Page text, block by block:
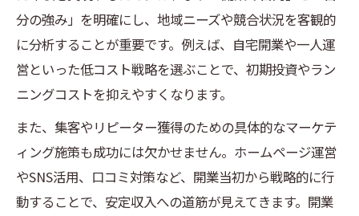
自宅での整体開業を成功させる秘訣を解説
自宅で整体開業する際の注意点と準備
整体師が自宅開業で儲かる仕組みを作るに
は
整体開業を自宅で実現するコスト削減法
自宅整体院の集客術とリピート率向上策
整体開業で自宅を選ぶメリットとリスク
安定経営を目指すなら整体開業の注意点に注目
分の強み」を明確にし、地域ニーズや競合状況を客観的
に分析することが重要です。例えば、自宅開業や一人運
営といった低コスト戦略を選ぶことで、初期投資やラン
ニングコストを抑えやすくなります。
また、集客やリピーター獲得のための具体的なマーケテ
ィング施策も成功には欠かせません。ホームページ運営
やSNS活用、口コミ対策など、開業当初から戦略的に行
動することで、安定収入への道筋が見えてきます。開業